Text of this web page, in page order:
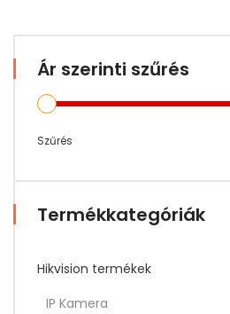
Ár szerinti szűrés
Szűrés
Termékkategóriák
Hikvision termékek
IP Kamera